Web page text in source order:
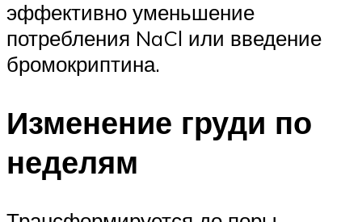
эффективно уменьшение
потребления NaCl или введение
бромокриптина.
Изменение груди по
неделям